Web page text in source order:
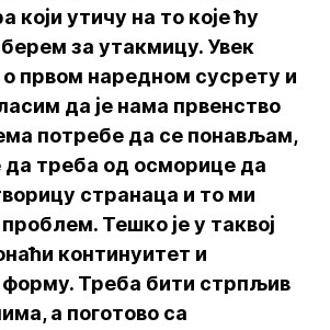
који утичу на то које ћу
за утакмицу. Увек
првом наредном сусрету и
да је нама првенство
потребе да се понављам,
да треба од осморице да
странаца и то ми
Тешко је у таквој
континуитет и
Треба бити стрпљив
а поготово са